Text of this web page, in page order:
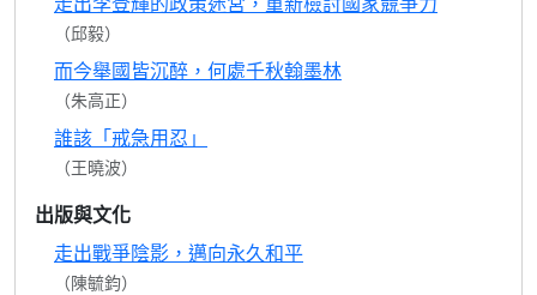
（邱毅）
而今舉國皆沉醉，何處千秋翰墨林
（朱高正）
誰該「戒急用忍」
（王曉波）
出版與文化
走出戰爭陰影，邁向永久和平
（陳毓鈞）